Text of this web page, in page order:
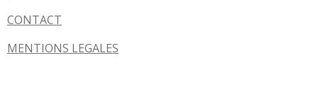
CONTACT
MENTIONS LEGALES